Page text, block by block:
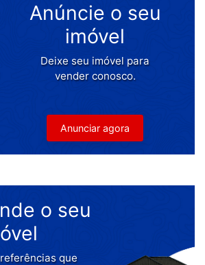
Anúncie o seu
imóvel
Deixe seu imóvel para
vender conosco.
Anunciar agora
o seu
que